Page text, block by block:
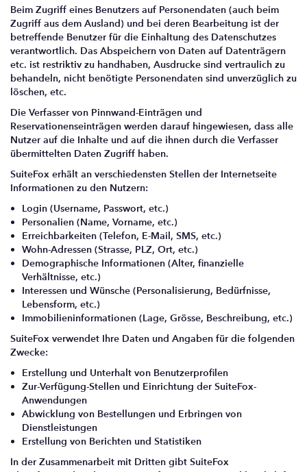
Beim Zugriff eines Benutzers auf Personendaten (auch beim
Zugriff aus dem Ausland) und bei deren Bearbeitung ist der
betreffende Benutzer für die Einhaltung des Datenschutzes
verantwortlich. Das Abspeichern von Daten auf Datenträgern
etc. ist restriktiv zu handhaben, Ausdrucke sind vertraulich zu
behandeln, nicht benötigte Personendaten sind unverzüglich zu
löschen, etc.
Die Verfasser von Pinnwand-Einträgen und
Reservationenseinträgen werden darauf hingewiesen, dass alle
Nutzer auf die Inhalte und auf die ihnen durch die Verfasser
übermittelten Daten Zugriff haben.
SuiteFox erhält an verschiedensten Stellen der Internetseite
Informationen zu den Nutzern:
Login (Username, Passwort, etc.)
Personalien (Name, Vorname, etc.)
Erreichbarkeiten (Telefon, E-Mail, SMS, etc.)
Wohn-Adressen (Strasse, PLZ, Ort, etc.)
Demographische Informationen (Alter, finanzielle
Verhältnisse, etc.)
Interessen und Wünsche (Personalisierung, Bedürfnisse,
Lebensform, etc.)
Immobilieninformationen (Lage, Grösse, Beschreibung, etc.)
SuiteFox verwendet Ihre Daten und Angaben für die folgenden
Zwecke:
Erstellung und Unterhalt von Benutzerprofilen
Zur-Verfügung-Stellen und Einrichtung der SuiteFox-
Anwendungen
Abwicklung von Bestellungen und Erbringen von
Dienstleistungen
Erstellung von Berichten und Statistiken
In der Zusammenarbeit mit Dritten gibt SuiteFox